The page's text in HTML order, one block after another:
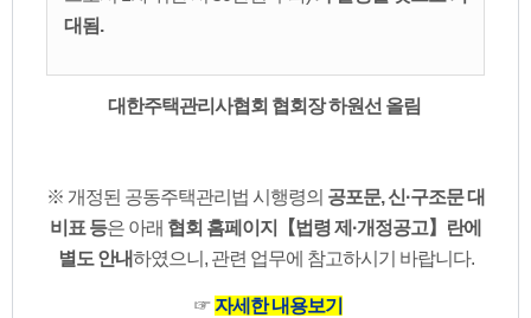
대됨.
대한주택관리사협회 협회장 하원선 올림
※ 개정된 공동주택관리법 시행령의 공포문, 신·구조문 대
비표 등은 아래 협회 홈페이지
【법령 제·개정공고】란에
별도 안내하였으니, 관련 업무에 참고하시기 바랍니다.
☞자세한 내용보기